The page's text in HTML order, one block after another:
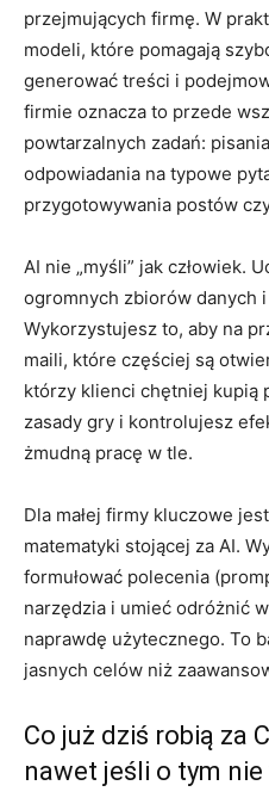
przejmujących firmę. W
modeli, które pomagają
generować treści i
firmie oznacza to przede
powtarzalnych zadań:
odpowiadania na typowe
przygotowywania postów
AI nie „myśli” jak człowiek.
ogromnych zbiorów danych
Wykorzystujesz to, aby na
maili, które częściej są
którzy klienci chętniej kupią
zasady gry i kontrolujesz
żmudną pracę w tle.
Dla małej firmy kluczowe
matematyki stojącej za AI.
formułować polecenia
narzędzia i umieć odróżnić
naprawdę użytecznego. To
jasnych celów niż
Co już dziś robią za
nawet jeśli o tym nie